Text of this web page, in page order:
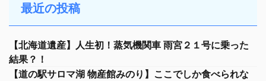
最近の投稿
【北海道遺産】人生初！蒸気機関車 雨宮２１号に乗った
結果？！
【道の駅サロマ湖 物産館みのり】ここでしか食べられな